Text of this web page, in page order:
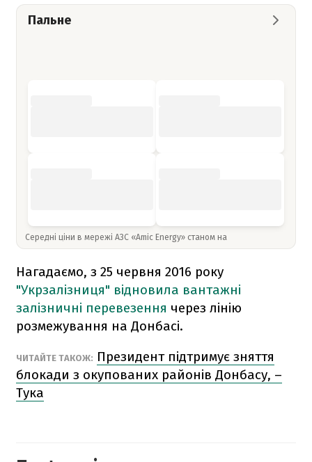
Пальне
Середні ціни в мережі АЗС «Amic Energy» станом на
Нагадаємо, з 25 червня 2016 року
"Укрзалізниця" відновила вантажні
залізничні перевезення через лінію
розмежування на Донбасі.
ЧИТАЙТЕ ТАКОЖ: Президент підтримує зняття
блокади з окупованих районів Донбасу, –
Тука